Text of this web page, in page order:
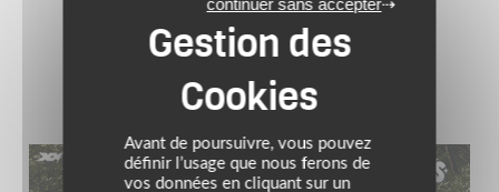
Avant de poursuivre, vous pouvez
définir l’usage que nous ferons de
vos données en cliquant sur un